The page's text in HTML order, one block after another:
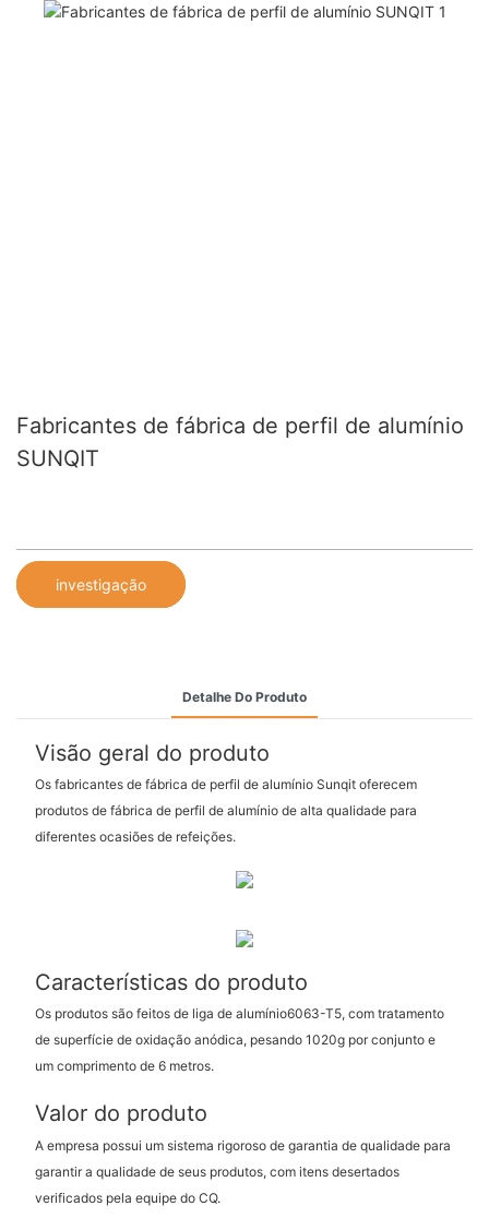
Fabricantes de fábrica de perfil de alumínio
SUNQIT
investigação
Detalhe Do Produto
Visão geral do produto
Os fabricantes de fábrica de perfil de alumínio Sunqit oferecem
produtos de fábrica de perfil de alumínio de alta qualidade para
diferentes ocasiões de refeições.
Características do produto
Os produtos são feitos de liga de alumínio6063-T5, com tratamento
de superfície de oxidação anódica, pesando 1020g por conjunto e
um comprimento de 6 metros.
Valor do produto
A empresa possui um sistema rigoroso de garantia de qualidade para
garantir a qualidade de seus produtos, com itens desertados
verificados pela equipe do CQ.